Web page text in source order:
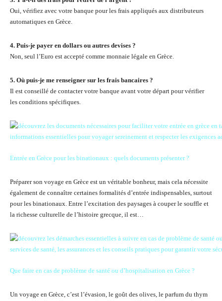
Oui, vérifiez avec votre banque pour les frais appliqués aux distributeurs
automatiques en Grèce.
4. Puis-je payer en dollars ou autres devises ?
Non, seul l’Euro est accepté comme monnaie légale en Grèce.
5. Où puis-je me renseigner sur les frais bancaires ?
Il est conseillé de contacter votre banque avant votre départ pour vérifier
les conditions spécifiques.
Entrée en Grèce pour les binationaux : quels documents présenter ?
Préparer son voyage en Grèce est un véritable bonheur, mais cela nécessite
également de connaître certaines formalités d’entrée indispensables, surtout
pour les binationaux. Entre l’excitation des paysages à couper le souffle et
la richesse culturelle de l’histoire grecque, il est…
Que faire en cas de problème de santé ou d’hospitalisation en Grèce ?
Un voyage en Grèce, c’est l’évasion, le goût des olives, le parfum du thym